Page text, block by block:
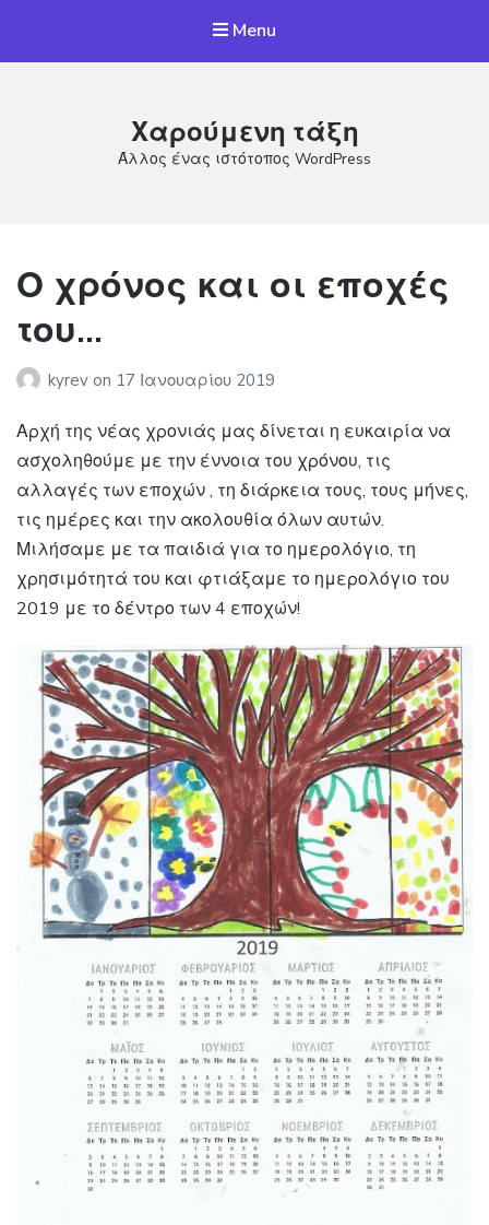
Menu
Χαρούμενη τάξη
Άλλος ένας ιστότοπος WordPress
Ο χρόνος και οι εποχές
του…
kyrev on 17 Ιανουαρίου 2019
Αρχή της νέας χρονιάς μας δίνεται η ευκαιρία να
ασχοληθούμε με την έννοια του χρόνου, τις
αλλαγές των εποχών , τη διάρκεια τους, τους μήνες,
τις ημέρες και την ακολουθία όλων αυτών.
Μιλήσαμε με τα παιδιά για το ημερολόγιο, τη
χρησιμότητά του και φτιάξαμε το ημερολόγιο του
2019 με το δέντρο των 4 εποχών!